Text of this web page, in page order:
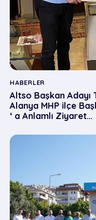
HABERLER
Altso Başkan Adayı
Alanya MHP ilçe
‘ a Anlamlı Ziyaret…